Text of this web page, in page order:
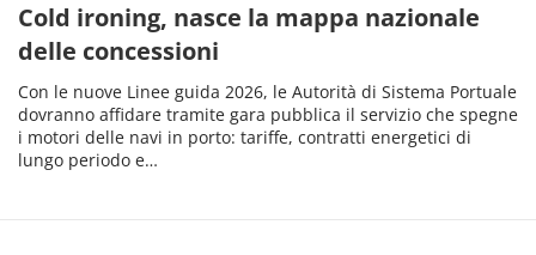
Cold ironing, nasce la mappa nazionale
delle concessioni
Con le nuove Linee guida 2026, le Autorità di Sistema Portuale
dovranno affidare tramite gara pubblica il servizio che spegne
i motori delle navi in porto: tariffe, contratti energetici di
lungo periodo e…